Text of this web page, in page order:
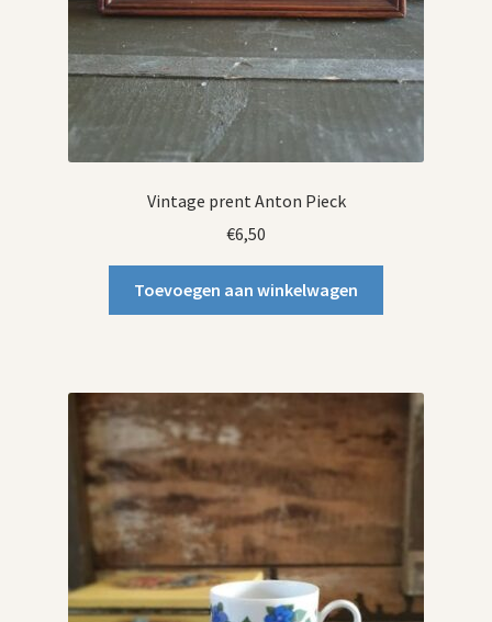
Vintage prent Anton Pieck
€6,50
Toevoegen aan winkelwagen